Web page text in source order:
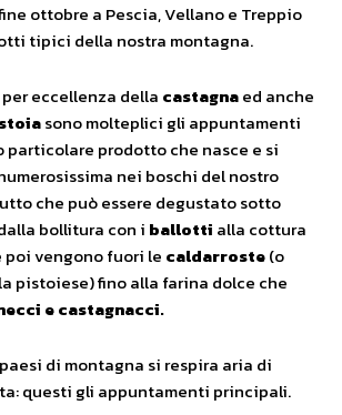
ottobre a Pescia, Vellano e Treppio
tipici della nostra montagna.
eccellenza della castagnaed anche
sono molteplici gli appuntamenti
prodotto che nasce e si
nei boschi del nostro
che può essere degustato sotto
bollitura con i ballotti alla cottura
poi vengono fuori le caldarroste(o
pistoiese) fino alla farina dolce che
e castagnacci.
di montagna si respira aria di
questi gli appuntamenti principali.